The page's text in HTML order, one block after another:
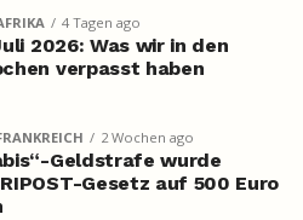
4 Tagen ago
2026: Was wir in den
verpasst haben
2 Wochen ago
Geldstrafe wurde
Gesetz auf 500 Euro